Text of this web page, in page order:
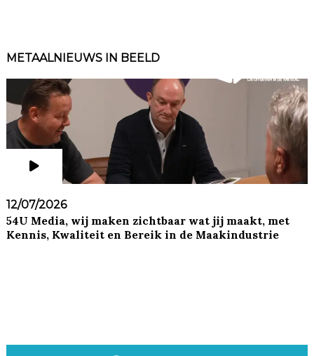
METAALNIEUWS IN BEELD
12/07/2026
54U Media, wij maken zichtbaar wat jij maakt, met
Kennis, Kwaliteit en Bereik in de Maakindustrie